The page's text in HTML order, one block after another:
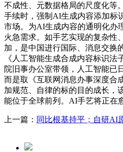
不成性、元数据格局的尺度化等
手续时，强制AI生成内容添加标
市场。为AI生成内容的通明化办
火急需求。如手艺实现的复杂性
加，是中国进行国际、消息交换
《人工智能生成合成内容标识
院旧事办公室带领，人工智能已
而是取《互联网消息办事深度合
加规范、自律的标的目的成长，
能位于全球前列。AI手艺将正在
上一篇： 同比根基持平；自研AI